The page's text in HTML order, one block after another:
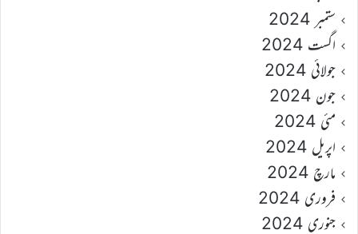
ستمبر 2024
اگست 2024
جولائی 2024
جون 2024
مئی 2024
اپریل 2024
مارچ 2024
فروری 2024
جنوری 2024